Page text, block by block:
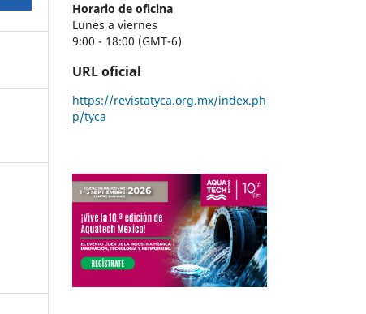
Horario de oficina
Lunes a viernes
9:00 - 18:00 (GMT-6)
URL oficial
https://revistatyca.org.mx/index.ph
p/tyca